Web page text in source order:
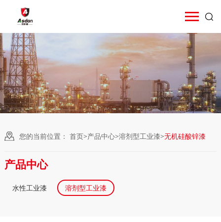
您的当前位置： 首页>产品中心>溶剂型工业漆>无机硅酸锌漆
产品中心
水性工业漆 溶剂型工业漆